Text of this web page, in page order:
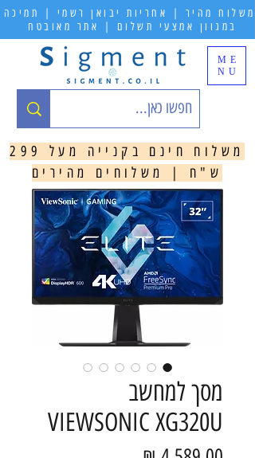
ME
NU
משלוח מהיר | אחריות יבואן רשמי | תמיכה
במגוון אמצעי תשלום | אתר מאובטח
משלוח חינם בקנייה מעל 299
ש"ח | משלוחים מהירים
מסך למחשב
VIEWSONIC XG320U